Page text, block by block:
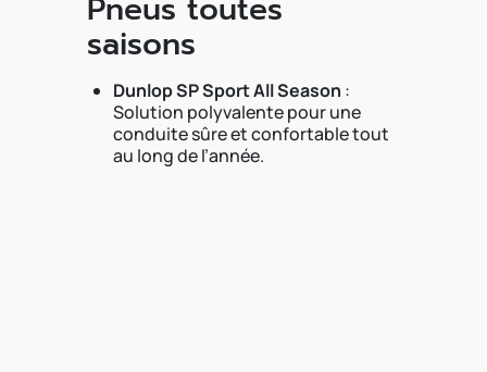
saisons
Dunlop SP Sport All Season :
Solution polyvalente pour une
conduite sûre et confortable tout
au long de l’année.